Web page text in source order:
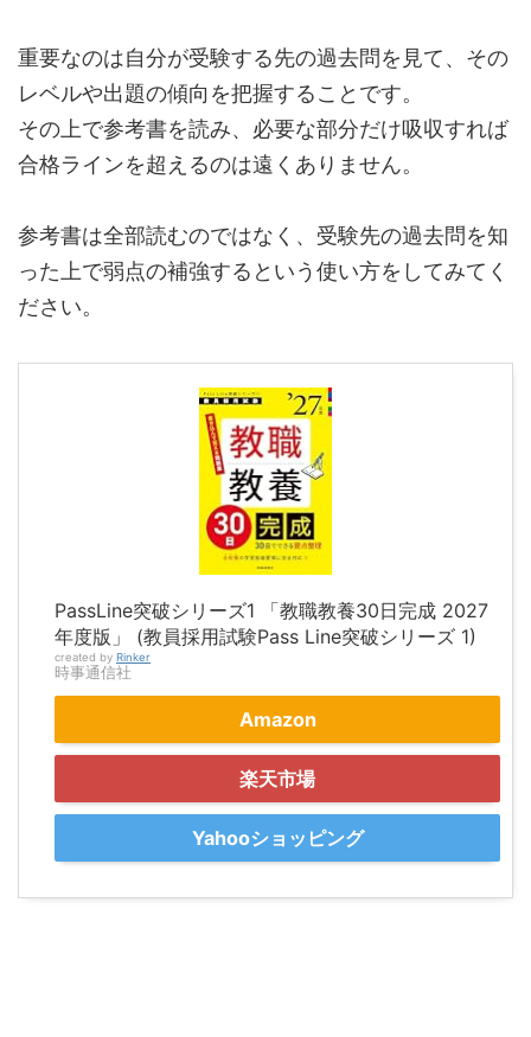
重要なのは自分が受験する先の過去問を見て、その
レベルや出題の傾向を把握することです。
その上で参考書を読み、必要な部分だけ吸収すれば
合格ラインを超えるのは遠くありません。
参考書は全部読むのではなく、受験先の過去問を知
った上で弱点の補強するという使い方をしてみてく
ださい。
PassLine突破シリーズ1 「教職教養30日完成 2027
年度版」 (教員採用試験Pass Line突破シリーズ 1)
created by Rinker
時事通信社
Amazon
楽天市場
Yahooショッピング